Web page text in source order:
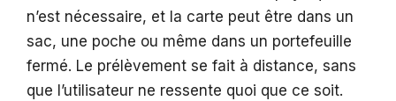
n’est nécessaire, et la carte peut être dans un
sac, une poche ou même dans un portefeuille
fermé. Le prélèvement se fait à distance, sans
que l’utilisateur ne ressente quoi que ce soit.